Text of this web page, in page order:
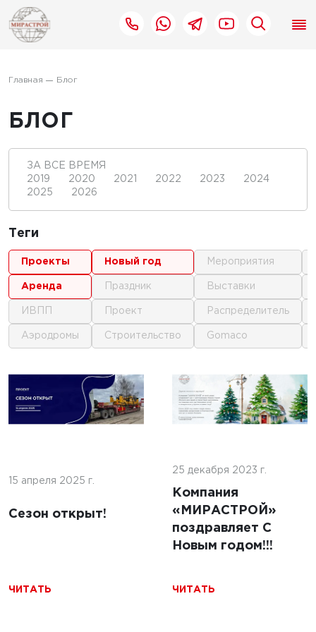
Главная Блог
БЛОГ
15 апреля 2025 г.
Сезон открыт!
ЧИТАТЬ
25 декабря 2023 г.
Компания
«МИРАСТРОЙ»
поздравляет С
Новым годом!!!
ЧИТАТЬ
16 июня 2025 г.
современные
подходы и
технологии
ЗА ВСЕ ВРЕМЯ
2019
2020 2021 2022 2023
2024
2025
2026
Теги
проекты
аренда
ИВПП
аэродромы
новый год
праздник
проект
строительство
мероприятия
выставки
распределитель
gomaco